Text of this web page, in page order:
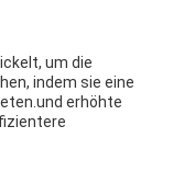
um die
indem sie eine
erhöhte